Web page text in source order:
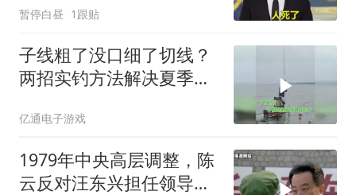
暂停白昼 1跟贴
子线粗了没口细了切线？
两招实钓方法解决夏季难
亿通电子游戏
1979年中央高层调整，陈
云反对汪东兴担任领导职